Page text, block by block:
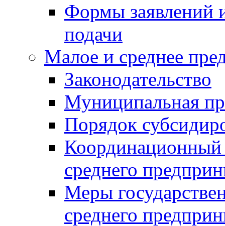
Формы заявлений
подачи
Малое и среднее
Законодательство
Муниципальная
Порядок
Координационный
среднего
Меры
среднего